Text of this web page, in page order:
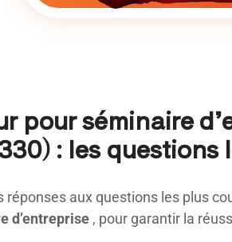
réponses aux questions les plus
d’entreprise , pour garantir la
pour séminaire
: les questions